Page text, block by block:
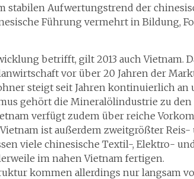
stabilen Aufwertungstrend der
Führung vermehrt in Bildung,
betrifft, gilt 2013 auch Vietnam.
vor über 20 Jahren der
steigt seit Jahren kontinuierlich an
gehört die Mineralölindustrie zu den
verfügt zudem über reiche
ist außerdem zweitgrößter Reis-
viele chinesische Textil-, Elektro-
im nahen Vietnam fertigen.
kommen allerdings nur langsam